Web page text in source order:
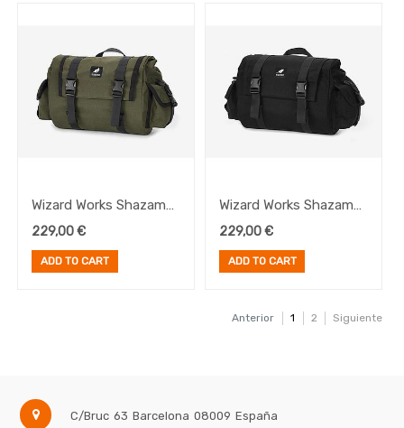
Wizard Works Shazam
Mini Olive
229,00€
ADD TO CART
Wizard Works Shazam
Mini Black
229,00€
ADD TO CART
Anterior 1 2 Siguiente
C/Bruc 63 Barcelona 08009 España